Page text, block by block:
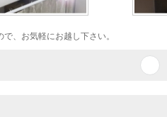
、お気軽にお越し下さい。